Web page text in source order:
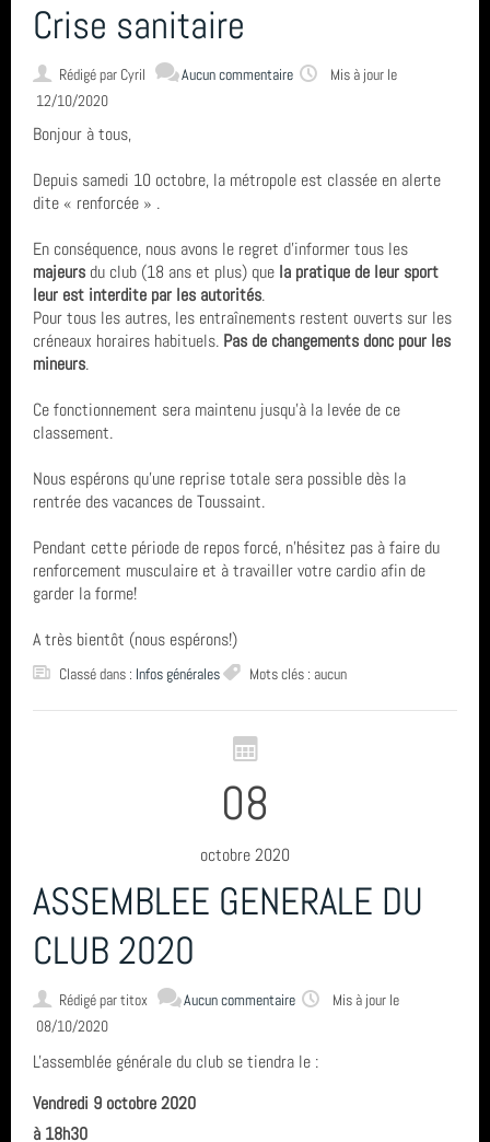
année 2024 (4)
année 2023 (3)
année 2021 (6)
année 2019 (3)
année 2018 (5)
Crise sanitaire
Rédigé par Cyril Aucun commentaire
Mis à jour le
12/10/2020
Bonjour à tous,
Depuis samedi 10 octobre, la métropole est classée en alerte
dite « renforcée » .
En conséquence, nous avons le regret d’informer tous les
majeurs du club (18 ans et plus) que la pratique de leur sport
leur est interdite par les autorités.
Pour tous les autres, les entraînements restent ouverts sur les
créneaux horaires habituels. Pas de changements donc pour les
mineurs.
Ce fonctionnement sera maintenu jusqu’à la levée de ce
classement.
Nous espérons qu’une reprise totale sera possible dès la
rentrée des vacances de Toussaint.
Pendant cette période de repos forcé, n'hésitez pas à faire du
renforcement musculaire et à travailler votre cardio afin de
garder la forme!
A très bientôt (nous espérons!)
Classé dans : Infos générales Mots clés : aucun
08
octobre 2020
ASSEMBLEE GENERALE DU
CLUB 2020
Rédigé partitox Aucun commentaire
Mis à jour le
08/10/2020
L'assemblée générale du club se tiendra le :
Vendredi 9 octobre 2020
à 18h30